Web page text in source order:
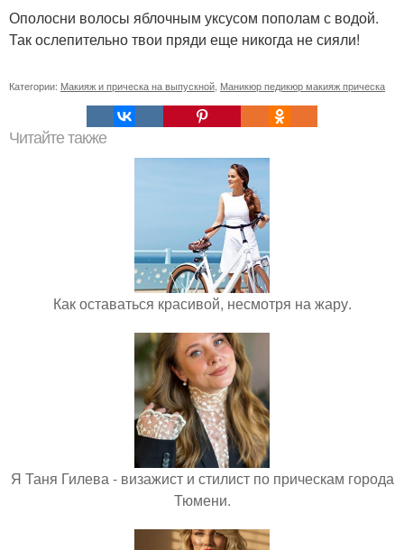
Ополосни волосы яблочным уксусом пополам с водой.
Так ослепительно твои пряди еще никогда не сияли!
Категории: Макияж и прическа на выпускной Маникюр педикюр макияж прическа
Читайте также
Как оставаться красивой, несмотря на жару.
Я Таня Гилева - визажист и стилист по прическам города
Тюмени.